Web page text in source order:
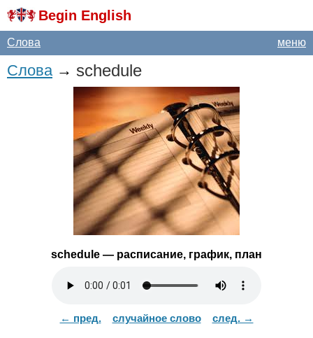
Begin English
меню
Слова
Слова→ schedule
schedule — расписание, график, план
← пред. случайное слово след. →